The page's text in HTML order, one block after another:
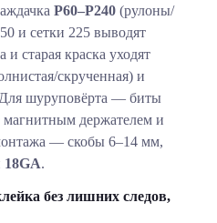
P60–P240 (рулоны/
и сетки 225 выводят
старая краска уходят
скрученная) и
шуруповёрта — биты
магнитным держателем и
— скобы 6–14 мм,
18GA.
без лишних следов,